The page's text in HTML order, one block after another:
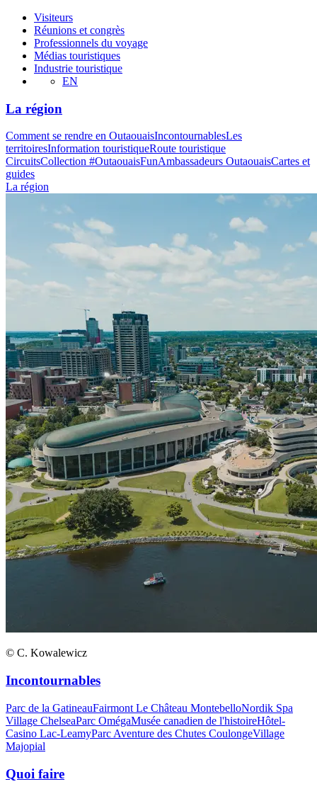
Visiteurs
Réunions et congrès
Professionnels du voyage
Médias touristiques
Industrie touristique
EN
La région
Comment se rendre en OutaouaisIncontournablesLes
territoiresInformation touristiqueRoute touristique
CircuitsCollection #OutaouaisFunAmbassadeurs OutaouaisCartes et
guides
La région
© C. Kowalewicz
Incontournables
Parc de la GatineauFairmont Le Château MontebelloNordik Spa
Village ChelseaParc OmégaMusée canadien de l'histoireHôtel-
Casino Lac-LeamyParc Aventure des Chutes CoulongeVillage
Majopial
Quoi faire